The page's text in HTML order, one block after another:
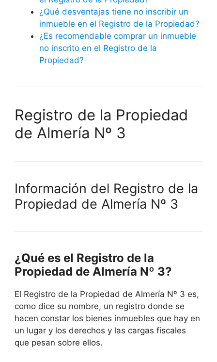
¿Qué desventajas tiene no inscribir un
inmueble en el Registro de la Propiedad?
¿Es recomendable comprar un inmueble
no inscrito en el Registro de la
Propiedad?
Registro de la Propiedad
de Almería Nº 3
Información del Registro de la
Propiedad de Almería Nº 3
¿Qué es el Registro de la
Propiedad de Almería Nº 3?
El Registro de la Propiedad de Almería Nº 3 es,
como dice su nombre, un registro donde se
hacen constar los bienes inmuebles que hay en
un lugar y los derechos y las cargas fiscales
que pesan sobre ellos.